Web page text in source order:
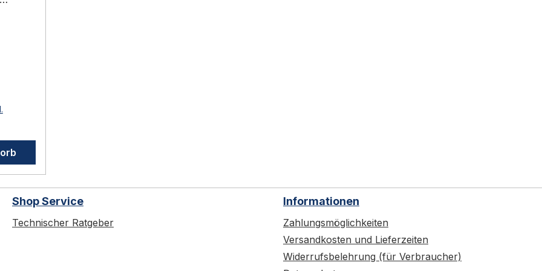
für
Shop Service
Technischer Ratgeber
Informationen
Zahlungsmöglichkeiten
Versandkosten und Lieferzeiten
Widerrufsbelehrung (für Verbraucher)